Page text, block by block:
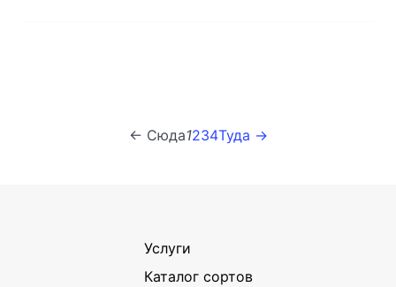
← Сюда1234Туда →
Услуги
Каталог сортов